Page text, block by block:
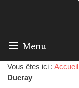
Menu
Vous êtes ici : Accueil
Ducray